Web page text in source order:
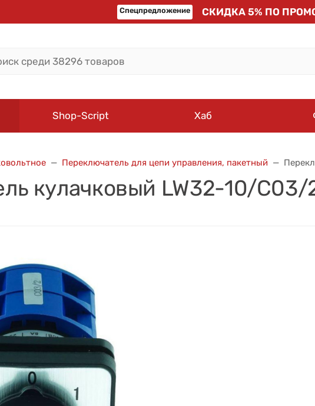
Спецпредложение СКИДКА 5% ПО
Shop-Script Хаб
Переключатель для цепи управления, пакетный
кулачковый LW32-10/